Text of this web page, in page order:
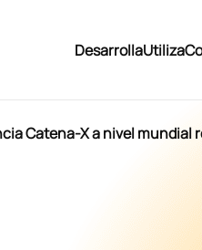
DesarrollaUtiliza
Catena-X a nivel